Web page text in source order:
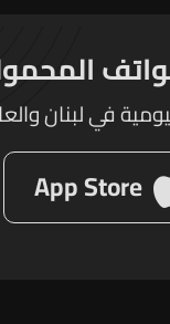
في لبنان
App Store